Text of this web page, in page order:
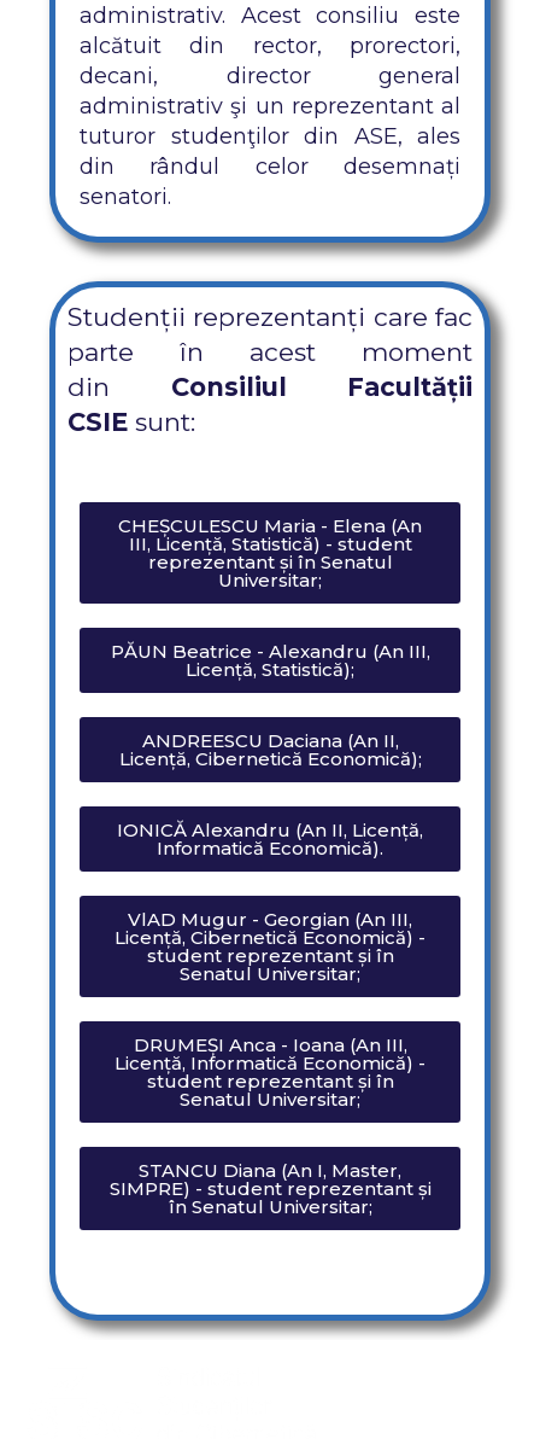
administrativ. Acest consiliu este
alcătuit din rector, prorectori,
decani, director general
administrativ şi un reprezentant al
tuturor studenţilor din ASE, ales
din rândul celor desemnați
senatori.
Studenții reprezentanți care fac
parte în acest moment
din Consiliul Facultății
CSIE sunt:
CHEȘCULESCU Maria - Elena (An
III, Licență, Statistică) - student
reprezentant și în Senatul
Universitar;
PĂUN Beatrice - Alexandru (An III,
Licență, Statistică);
ANDREESCU Daciana (An II,
Licență, Cibernetică Economică);
IONICĂ Alexandru (An II, Licență,
Informatică Economică).
VlAD Mugur - Georgian (An III,
Licență, Cibernetică Economică) -
student reprezentant și în
Senatul Universitar;
DRUMEȘI Anca - Ioana (An III,
Licență, Informatică Economică) -
student reprezentant și în
Senatul Universitar;
STANCU Diana (An I, Master,
SIMPRE) - student reprezentant și
în Senatul Universitar;